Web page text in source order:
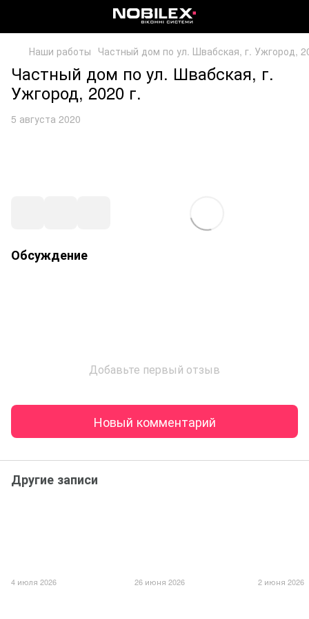
Наши работы Частный дом по ул. Швабская, г. Ужгород,
Частный дом по ул. Швабская, г.
Ужгород, 2020 г.
5 августа 2020
Обсуждение
Добавьте первый отзыв
Новый комментарий
Другие записи
4 июля 2026 26 июня 2026 2 июня 2026